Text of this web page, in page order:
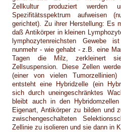
Zellkultur produziert
Spezifitätsspektrum aufweisen
gerichtet). Zu ihrer Herstellung: Es
daß Antikörper in kleinen
lymphozytenreichsten Gewebe
nunmehr - wie gehabt - z.B. eine
Tagen die Milz, zerkleinert
Zellsuspension. Diese Zellen
(einer von vielen
entsteht eine Hybridzelle (ein
sich durch uneingeschränktes
bleibt auch in den
Eigenart, Antikörper zu bilden und
zwischengeschalteten
Zellinie zu isolieren und sie dann in